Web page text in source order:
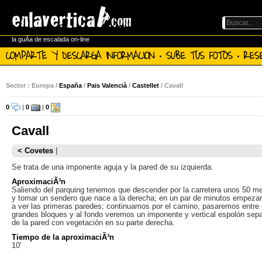
la guÃ­a de escalada on-line
COMPARTE Y DESCARGA INFORMACION · SUBE TUS FOTOS ·
Sector : Europa / España / Pais Valencià / Castellet / Cavall
0 0 0
Cavall
< Covetes
Se trata de una imponente aguja y la pared de su izquierda.
AproximaciÃ³n
Saliendo del parquing tenemos que descender por la carretera unos 50
y tomar un sendero que nace a la derecha; en un par de minutos
a ver las primeras paredes; continuamos por el camino, pasaremos entre
grandes bloques y al fondo veremos un imponente y vertical espolón
de la pared con vegetación en su parte derecha.
Tiempo de la aproximaciÃ³n
10'